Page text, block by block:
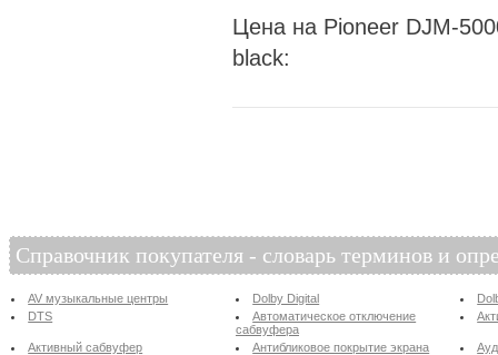
Цена на Pioneer DJM-
black:
Справочник покупателя - словарь терминов и
AV музыкальные центры Dolby Digital
DTS
Автоматическое отключение
сабвуфера
Активный сабвуфер Антибликовое покрытие экрана